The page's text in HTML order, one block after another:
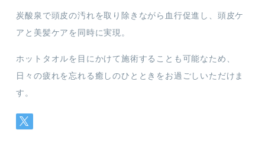
炭酸泉で頭皮の汚れを取り除きながら血行促進し、頭皮ケ
アと美髪ケアを同時に実現。
ホットタオルを目にかけて施術することも可能なため、
日々の疲れを忘れる癒しのひとときをお過ごしいただけま
す。